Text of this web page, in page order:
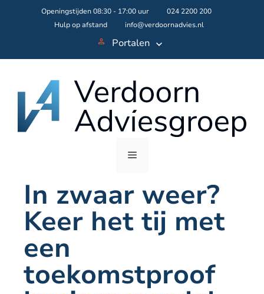
Openingstijden 08:30 - 17:00 uur
024 2200 200
Hulp op afstand
info@verdoornadvies.nl
Portalen
Menu
In zwaar weer?
Keer het tij met
een
toekomstproof